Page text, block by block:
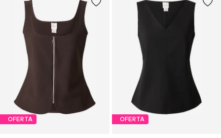
OFERTA OFERTA